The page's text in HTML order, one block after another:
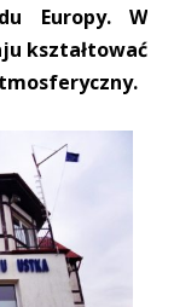
Europy. W
kształtować